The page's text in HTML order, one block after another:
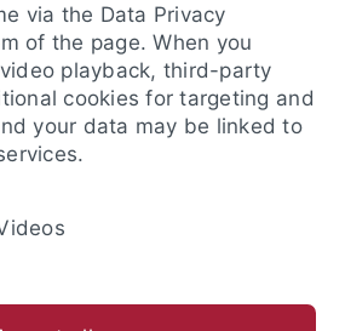
via the Data Privacy
of the page. When you
playback, third-party
cookies for targeting and
your data may be linked to